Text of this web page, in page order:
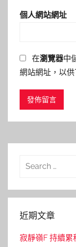
個人網站網址
在瀏覽器中
網站網址，以
Search
近期文章
寂靜嶺F 持續